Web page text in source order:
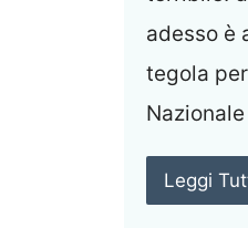
adesso è
tegola
Leggi